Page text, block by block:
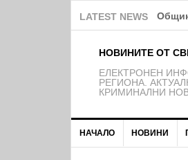
LATEST NEWS
НОВИНИТЕ ОТ
EЛЕКТРОНЕН
РЕГИОНА.
КРИМИНАЛНИ
НАЧАЛО НОВИНИ